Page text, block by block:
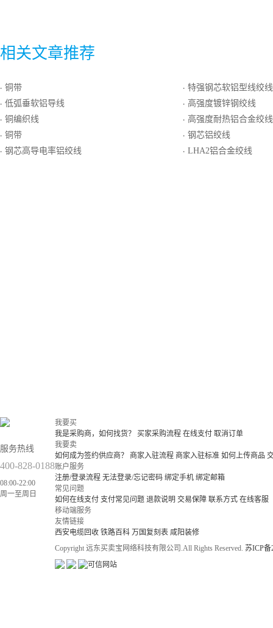
相关文章推荐
· 铜带
· 低弧垂软铝导线
· 铜编织线
· 铜带
· 钢芯高导电率铝绞线
· 特强钢芯软铝型线绞线
· 高强度镀锌钢绞线
· 高强度耐热铝合金绞
· 钢芯铝绞线
· LHA2铝合金绞线
服务热线
400-828-0188
08:00-22:00
周一至周日
我要买
我是采购商，如何找货？
买家采购流程 在线支付 取消订单
我要卖
如何成为签约供应商？
商家入驻流程 商家入驻标准 如何上传商品
账户服务
注册/登录流程 无法登录/忘记密码 绑定手机 绑定邮箱
常见问题
如何在线支付 支付常见问题 退款说明 交易保障 联系方式 在线客服
移动端服务
友情链接
西安电缆回收 铁路百科 万国复刻表 咸阳装修
Copyright 远东买卖宝网络科技有限公司.All Rights Reserved. 苏ICP备